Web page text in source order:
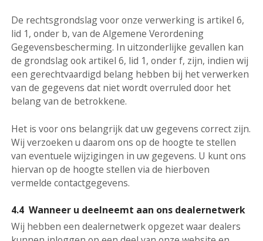
De rechtsgrondslag voor onze verwerking is artikel 6,
lid 1, onder b, van de Algemene Verordening
Gegevensbescherming. In uitzonderlijke gevallen kan
de grondslag ook artikel 6, lid 1, onder f, zijn, indien wij
een gerechtvaardigd belang hebben bij het verwerken
van de gegevens dat niet wordt overruled door het
belang van de betrokkene.
Het is voor ons belangrijk dat uw gegevens correct zijn.
Wij verzoeken u daarom ons op de hoogte te stellen
van eventuele wijzigingen in uw gegevens. U kunt ons
hiervan op de hoogte stellen via de hierboven
vermelde contactgegevens.
4.4 Wanneer u deelneemt aan ons dealernetwerk
Wij hebben een dealernetwerk opgezet waar dealers